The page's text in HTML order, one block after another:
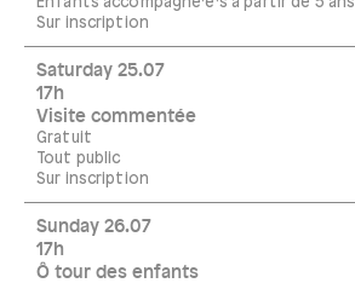
Sur inscription
Saturday 25.07
17h
Visite commentée
Gratuit
Tout public
Sur inscription
Sunday 26.07
17h
Ô tour des enfants